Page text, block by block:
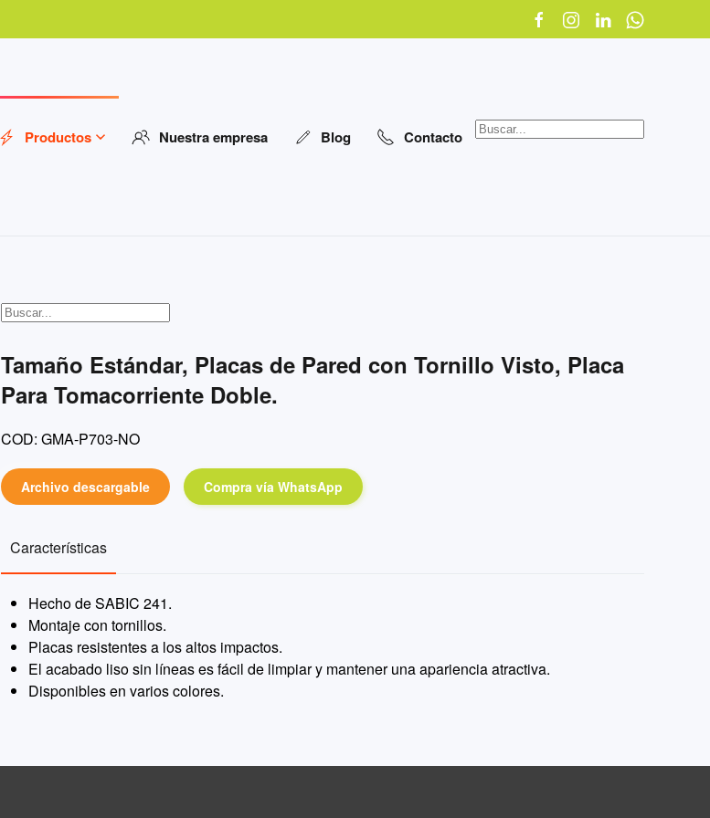
Productos Nuestra empresa Blog Contacto
Tamaño Estándar, Placas de Pared con Tornillo Visto, Placa
Para Tomacorriente Doble.
COD: GMA-P703-NO
Archivo descargable Compra vía WhatsApp
Características
Hecho de SABIC 241.
Montaje con tornillos.
Placas resistentes a los altos impactos.
El acabado liso sin líneas es fácil de limpiar y mantener una apariencia atractiva.
Disponibles en varios colores.